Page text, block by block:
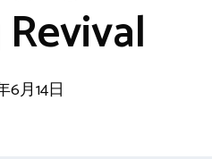
6月14日